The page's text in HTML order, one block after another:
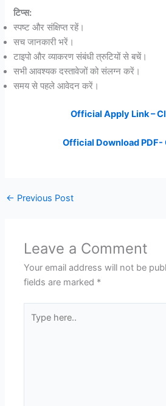
टिप्स:
स्पष्ट और संक्षिप्त रहें।
सच जानकारी भरें।
टाइपो और व्याकरण संबंधी त्रुटियों से बचें।
सभी आवश्यक दस्तावेजों को संलग्न करें।
समय से पहले आवेदन करें।
Official Apply Link –
Official Download PDF-
← Previous Post
Leave a Comment
Your email address will not be
fields are marked *
here..